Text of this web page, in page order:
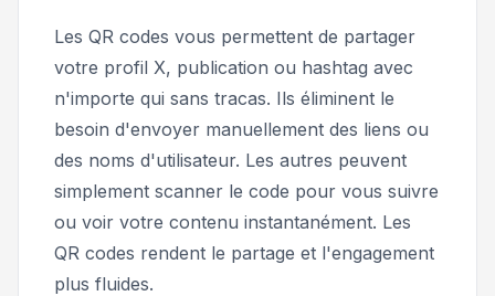
Les QR codes vous permettent de partager
votre profil X, publication ou hashtag avec
n'importe qui sans tracas. Ils éliminent le
besoin d'envoyer manuellement des liens ou
des noms d'utilisateur. Les autres peuvent
simplement scanner le code pour vous suivre
ou voir votre contenu instantanément. Les
QR codes rendent le partage et l'engagement
plus fluides.